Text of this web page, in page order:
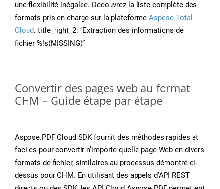
une flexibilité inégalée. Découvrez la liste complète des
formats pris en charge sur la plateforme Aspose.Total
Cloud. title_right_2: “Extraction des informations de
fichier %!s(MISSING)”
Convertir des pages web au format
CHM – Guide étape par étape
Aspose.PDF Cloud SDK fournit des méthodes rapides et
faciles pour convertir n’importe quelle page Web en divers
formats de fichier, similaires au processus démontré ci-
dessus pour CHM. En utilisant des appels d’API REST